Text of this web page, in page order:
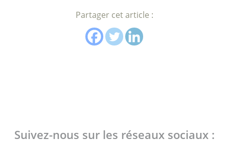
Partager cet article :
Suivez-nous sur les réseaux sociaux :